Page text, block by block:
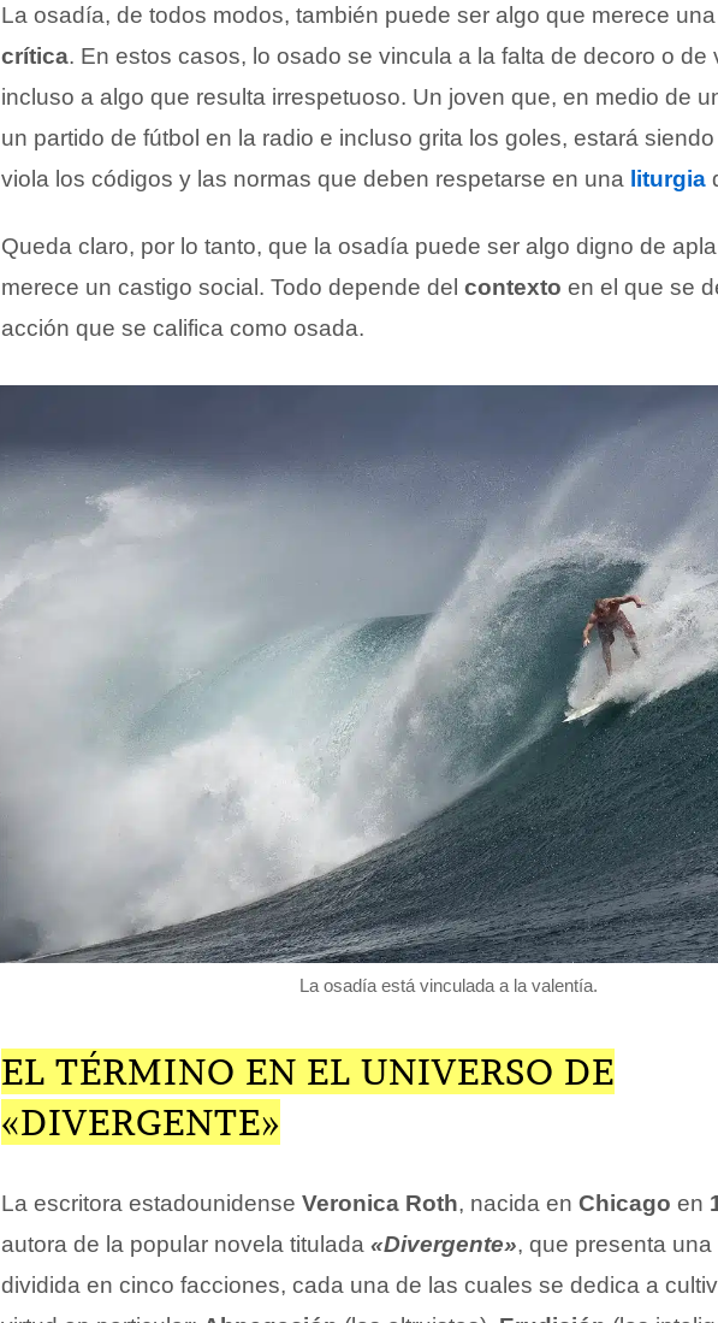
La osadía, de todos modos, también puede ser algo que merece
crítica. En estos casos, lo osado se vincula a la falta de decoro o de
incluso a algo que resulta irrespetuoso. Un joven que, en medio de
un partido de fútbol en la radio e incluso grita los goles, estará
viola los códigos y las normas que deben respetarse en una liturgia
Queda claro, por lo tanto, que la osadía puede ser algo digno de
merece un castigo social. Todo depende del contexto en el que se
acción que se califica como osada.
La osadía está vinculada a la valentía.
EL TÉRMINO EN EL UNIVERSO DE
«DIVERGENTE»
La escritora estadounidense Veronica Roth, nacida en Chicago en
autora de la popular novela titulada «Divergente», que presenta una
dividida en cinco facciones, cada una de las cuales se dedica a